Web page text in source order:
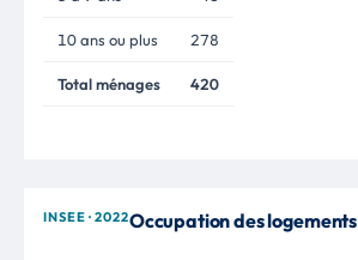
10 ans ou plus 278
Total ménages 420
INSEE · 2022Occupation des logements